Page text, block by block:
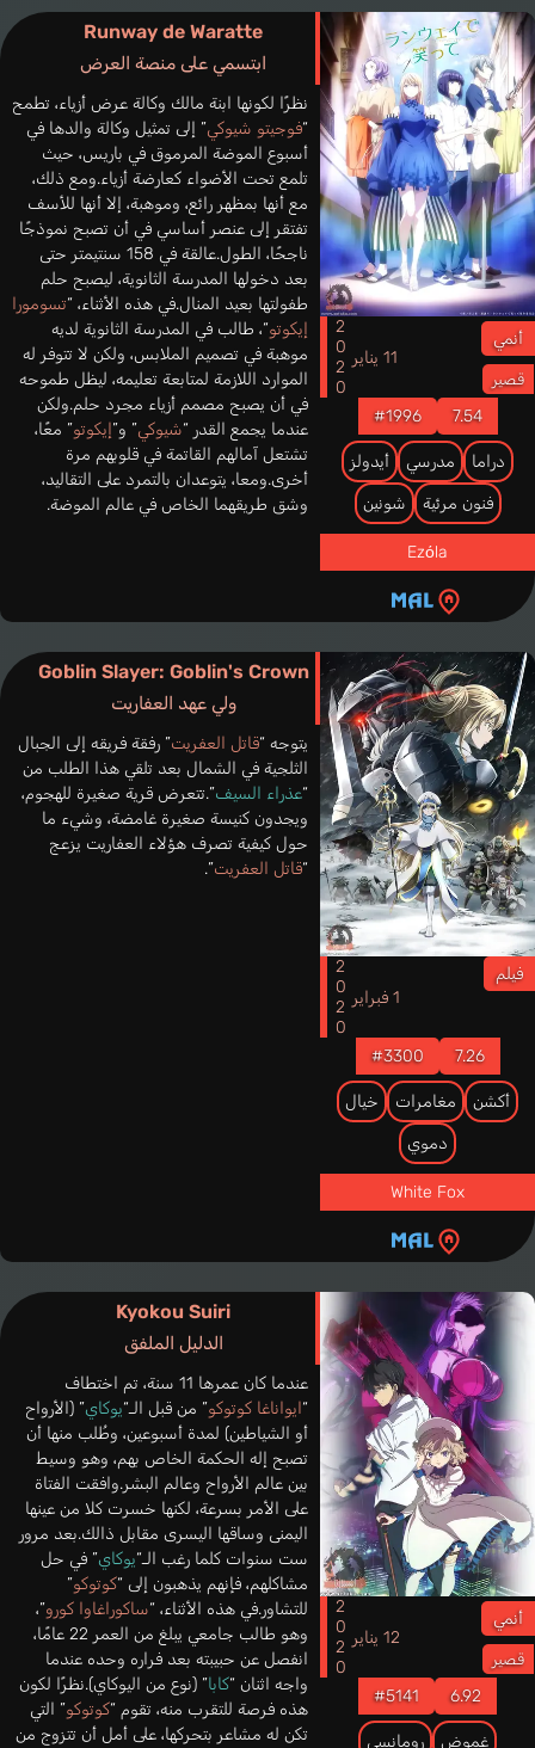
Runway de Waratte
ابتسمي على منصة العرض
أنمي
قصير
11 يناير 2020
7.54
#1996
دراما مدرسي أيدولز
فنون مرئية شونين
Ezόla
نظرًا لكونها ابنة مالك وكالة عرض أزياء، تطمح
“فوجيتو شيوكي” إلى تمثيل وكالة والدها في
أسبوع الموضة المرموق في باريس، حيث
تلمع تحت الأضواء كعارضة أزياء.ومع ذلك،
مع أنها بمظهر رائع، وموهبة، إلا أنها للأسف
تفتقر إلى عنصر أساسي في أن تصبح نموذجًا
ناجحًا، الطول.عالقة في 158 سنتيمتر حتى
بعد دخولها المدرسة الثانوية، ليصبح حلم
طفولتها بعيد المنال.في هذه الأثناء، “تسومورا
إيكوتو“، طالب في المدرسة الثانوية لديه
موهبة في تصميم الملابس، ولكن لا تتوفر له
الموارد اللازمة لمتابعة تعليمه، ليظل طموحه
في أن يصبح مصمم أزياء مجرد حلم.ولكن
عندما يجمع القدر “شيوكي” و”إيكوتو” معًا،
تشتعل آمالهم القاتمة في قلوبهم مرة
أخرى.ومعا، يتوعدان بالتمرد على التقاليد،
وشق طريقهما الخاص في عالم الموضة.
Goblin Slayer: Goblin's Crown
ولي عهد العفاريت
فيلم
1 فبراير
2020
7.26
#3300
أكشن مغامرات خيال
دموي
White Fox
يتوجه “قاتل العفريت” رفقة فريقه إلى الجبال
الثلجية في الشمال بعد تلقي هذا الطلب من
“عذراء السيف”.تتعرض قرية صغيرة للهجوم،
ويجدون كنيسة صغيرة غامضة، وشيء ما
حول كيفية تصرف هؤلاء العفاريت يزعج
“قاتل العفريت”.
Kyokou Suiri
الدليل الملفق
أنمي
قصير
12 يناير 2020
6.92
#5141
غموض رومانسي
عندما كان عمرها 11 سنة، تم اختطاف
“ايواناغا كوتوكو” من قبل الـ“يوكاي” (الأرواح
أو الشياطين) لمدة أسبوعين، وطُلب منها أن
تصبح إله الحكمة الخاص بهم، وهو وسيط
بين عالم الأرواح وعالم البشر.وافقت الفتاة
على الأمر بسرعة، لكنها خسرت كلا من عينها
اليمنى وساقها اليسرى مقابل ذالك.بعد مرور
ست سنوات كلما رغب الـ“يوكاي” في حل
مشاكلهم، فإنهم يذهبون إلى “كوتوكو”
للتشاور.في هذه الأثناء، “ساكوراغاوا كورو”،
وهو طالب جامعي يبلغ من العمر 22 عامًا،
انفصل عن حبيبته بعد فراره وحده عندما
واجه اثنان “كابا” (نوع من اليوكاي).نظرًا لكون
هذه فرصة للتقرب منه، تقوم “كوتوكو” التي
تكن له مشاعر بتحركها، على أمل أن تتزوج من